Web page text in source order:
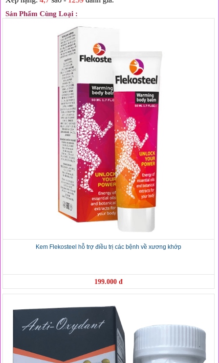
Sản Phẩm Cùng Loại :
Kem Flekosteel hỗ trợ điều trị các bệnh về xương khớp
199.000 đ